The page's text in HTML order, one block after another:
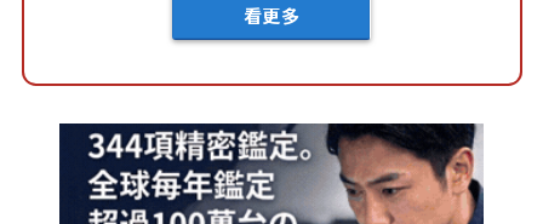
看更多